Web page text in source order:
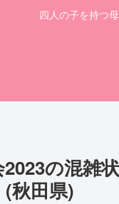
四人の子を持つ
の混雑
秋田県)